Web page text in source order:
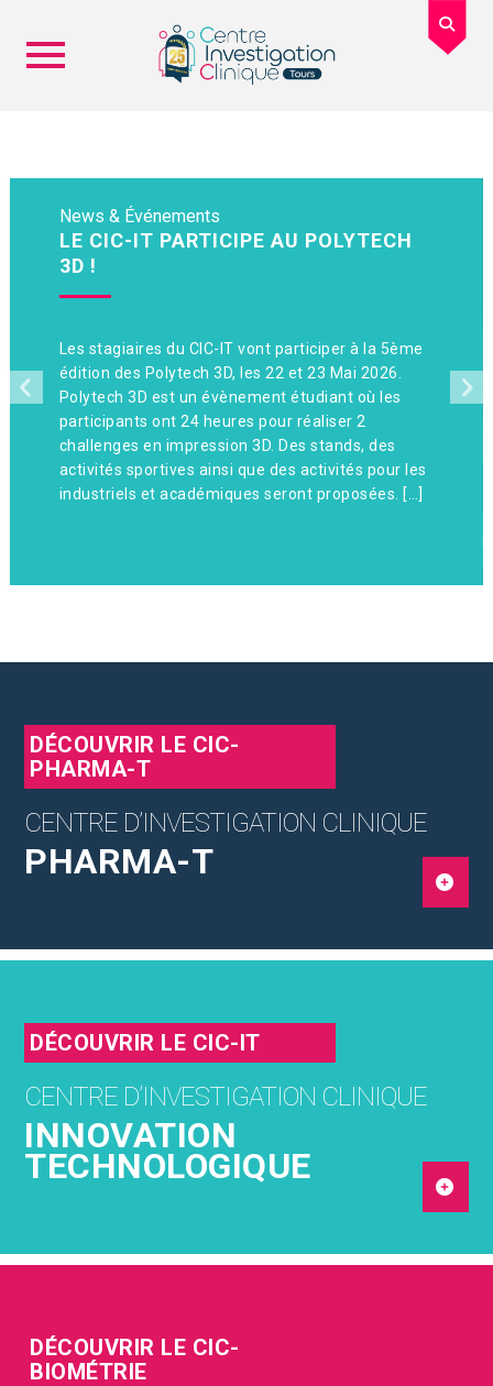
LE CIC-IT PARTICIPE AU POLYTECH
3D !
Les stagiaires du CIC-IT vont participer à la 5ème
édition des Polytech 3D, les 22 et 23 Mai 2026.
Polytech 3D est un évènement étudiant où les
participants ont 24 heures pour réaliser 2
challenges en impression 3D. Des stands, des
activités sportives ainsi que des activités pour les
industriels et académiques seront proposées. […]
DÉCOUVRIR LE CIC-
PHARMA-T
CENTRE D’INVESTIGATION CLINIQUE
PHARMA-T
DÉCOUVRIR LE CIC-IT
CENTRE D’INVESTIGATION CLINIQUE
INNOVATION
TECHNOLOGIQUE
DÉCOUVRIR LE CIC-
BIOMÉTRIE